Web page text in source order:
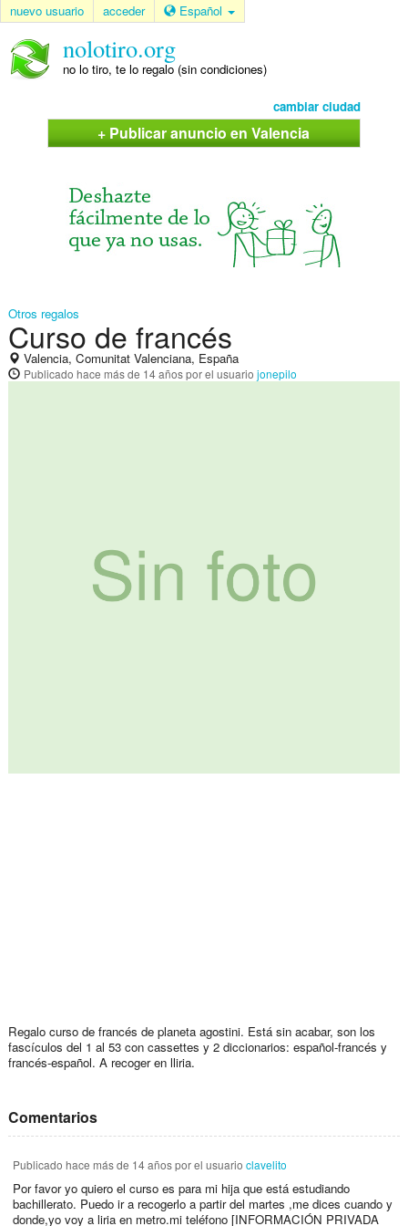
nuevo usuario acceder Español
nolotiro.org
no lo tiro, te lo regalo (sin condiciones)
cambiar ciudad
+ Publicar anuncio en Valencia
Otros regalos
Curso de francés
Valencia, Comunitat Valenciana, España
Publicado hace más de 14 añospor el usuario jonepilo
Regalo curso de francés de planeta agostini. Está sin acabar, son los
fascículos del 1 al 53 con cassettes y 2 diccionarios: español-francés y
francés-español. A recoger en lliria.
Comentarios
Publicado hace más de 14 añospor el usuario clavelito
Por favor yo quiero el curso es para mi hija que está estudiando
bachillerato. Puedo ir a recogerlo a partir del martes ,me dices cuando y
donde,yo voy a liria en metro.mi teléfono [INFORMACIÓN PRIVADA